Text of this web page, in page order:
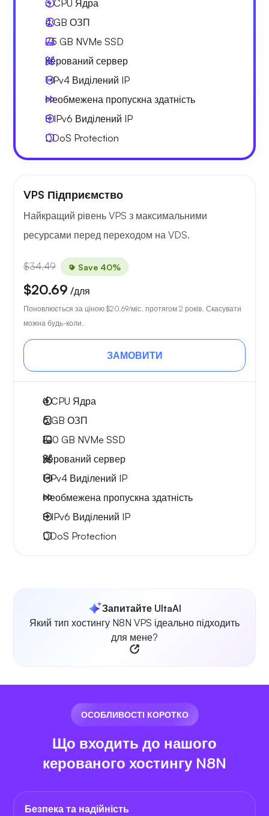
3CPU Ядра
4 GB ОЗП
75 GB NVMe SSD
Керований сервер
1 IPv4 Виділений IP
Необмежена пропускна здатність
8 IPv6 Виділений IP
DDoS Protection
VPS Підприємство
Найкращий рівень VPS з максимальними
ресурсами перед переходом на VDS.
$34.49 Save 40%
$20.69 /для
Поновлюється за ціною $20.69/міс. протягом 2 років. Скасувати
можна будь-коли.
ЗАМОВИТИ
4CPU Ядра
6 GB ОЗП
100 GB NVMe SSD
Керований сервер
1 IPv4 Виділений IP
Необмежена пропускна здатність
8 IPv6 Виділений IP
DDoS Protection
Запитайте UltaAI
Який тип хостингу N8N VPS ідеально підходить
для мене?
ОСОБЛИВОСТІ КОРОТКО
Що входить до нашого
керованого хостингу N8N
Безпека та надійність